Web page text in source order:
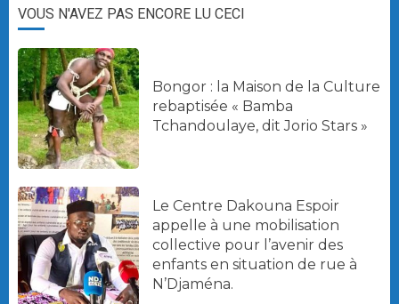
VOUS N'AVEZ PAS ENCORE LU CECI
Bongor : la Maison de la Culture
rebaptisée « Bamba
Tchandoulaye, dit Jorio Stars »
Le Centre Dakouna Espoir
appelle à une mobilisation
collective pour l’avenir des
enfants en situation de rue à
N’Djaména.